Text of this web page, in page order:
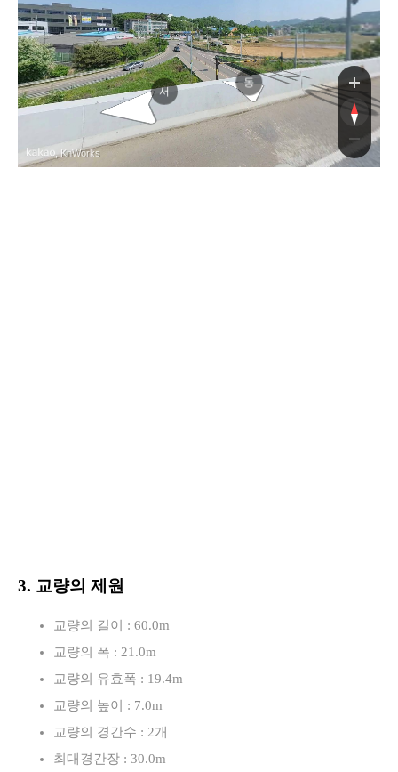
남로
서
동
, KnWorks
3. 교량의 제원
교량의 길이 : 60.0m
교량의 폭 : 21.0m
교량의 유효폭 : 19.4m
교량의 높이 : 7.0m
교량의 경간수 : 2개
최대경간장 : 30.0m